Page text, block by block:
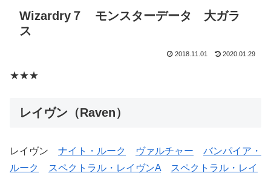
Wizardry７ モンスターデータ 大ガラ
ス
2018.11.01 2020.01.29
★★★
レイヴン（Raven）
レイヴン ナイト・ルーク ヴァルチャー
バンパイア・
ルーク
スペクトラル・レイヴンA
スペクトラル・レイ